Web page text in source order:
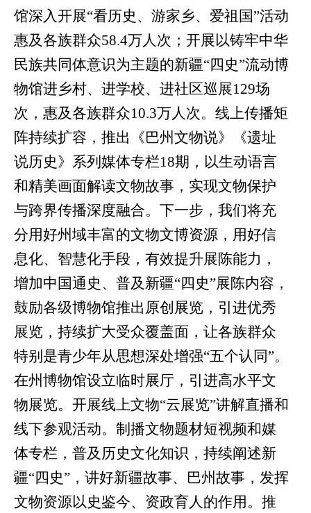
馆深入开展“看历史、游家乡、爱祖国”活动
惠及各族群众58.4万人次；开展以铸牢中华
民族共同体意识为主题的新疆“四史”流动博
物馆进乡村、进学校、进社区巡展129场
次，惠及各族群众10.3万人次。线上传播矩
阵持续扩容，推出《巴州文物说》《遗址
说历史》系列媒体专栏18期，以生动语言
和精美画面解读文物故事，实现文物保护
与跨界传播深度融合。下一步，我们将充
分用好州域丰富的文物文博资源，用好信
息化、智慧化手段，有效提升展陈能力，
增加中国通史、普及新疆“四史”展陈内容，
鼓励各级博物馆推出原创展览，引进优秀
展览，持续扩大受众覆盖面，让各族群众
特别是青少年从思想深处增强“五个认同”。
在州博物馆设立临时展厅，引进高水平文
物展览。开展线上文物“云展览”讲解直播和
线下参观活动。制播文物题材短视频和媒
体专栏，普及历史文化知识，持续阐述新
疆“四史”，讲好新疆故事、巴州故事，发挥
文物资源以史鉴今、资政育人的作用。推